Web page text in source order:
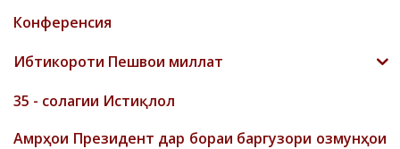
Конференсия
Ибтикороти Пешвои миллат
35 - солагии Истиқлол
Амрҳои Президент дар бораи баргузори озмунҳои